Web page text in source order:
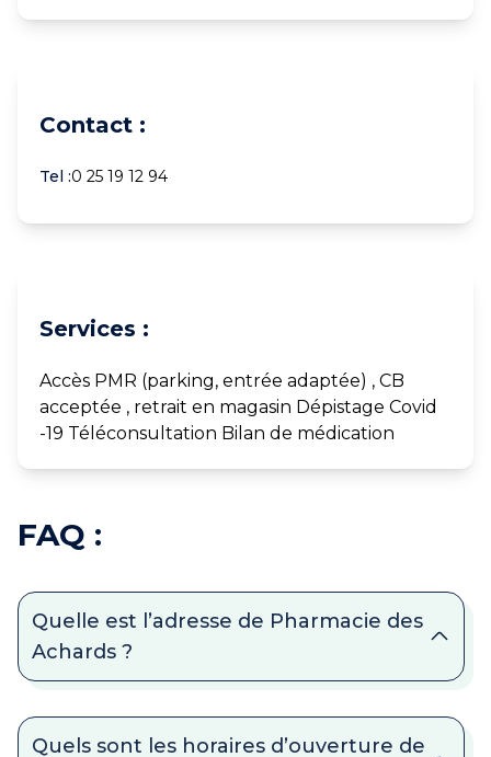
Contact :
Tel :0 25 19 12 94
Services :
Accès PMR (parking, entrée adaptée) , CB
acceptée , retrait en magasin Dépistage Covid
-19 Téléconsultation Bilan de médication
FAQ :
Quelle est l’adresse de Pharmacie des
Achards ?
Quels sont les horaires d’ouverture de